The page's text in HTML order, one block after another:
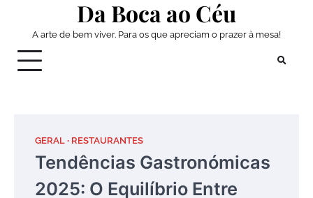
content
Da Boca ao Céu
A arte de bem viver. Para os que apreciam o prazer à mesa!
GERAL RESTAURANTES
Tendências Gastronómicas
2025: O Equilíbrio Entre